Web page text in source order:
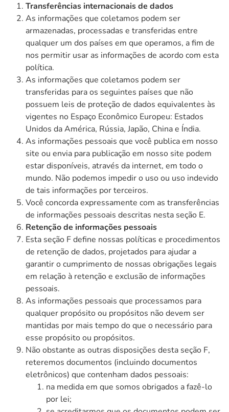
Transferências internacionais de dados
As informações que coletamos podem ser
armazenadas, processadas e transferidas entre
qualquer um dos países em que operamos, a fim de
nos permitir usar as informações de acordo com esta
política.
As informações que coletamos podem ser
transferidas para os seguintes países que não
possuem leis de proteção de dados equivalentes às
vigentes no Espaço Econômico Europeu: Estados
Unidos da América, Rússia, Japão, China e Índia.
As informações pessoais que você publica em nosso
site ou envia para publicação em nosso site podem
estar disponíveis, através da internet, em todo o
mundo. Não podemos impedir o uso ou uso indevido
de tais informações por terceiros.
Você concorda expressamente com as transferências
de informações pessoais descritas nesta seção E.
Retenção de informações pessoais
Esta seção F define nossas políticas e procedimentos
de retenção de dados, projetados para ajudar a
garantir o cumprimento de nossas obrigações legais
em relação à retenção e exclusão de informações
pessoais.
As informações pessoais que processamos para
qualquer propósito ou propósitos não devem ser
mantidas por mais tempo do que o necessário para
esse propósito ou propósitos.
Não obstante as outras disposições desta seção F,
reteremos documentos (incluindo documentos
eletrônicos) que contenham dados pessoais:
na medida em que somos obrigados a fazê-lo
por lei;